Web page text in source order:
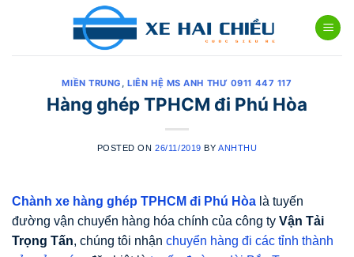
MIỀN TRUNG ,LIÊN HỆ MS ANH THƯ 0911 447 117
Hàng ghép TPHCM đi Phú Hòa
POSTED ON26/11/2019 BYANHTHU
Chành xe hàng ghép TPHCM đi Phú Hòa là tuyến
đường vận chuyển hàng hóa chính của công ty Vận Tải
Trọng Tấn, chúng tôi nhận chuyển hàng đi các tỉnh thành